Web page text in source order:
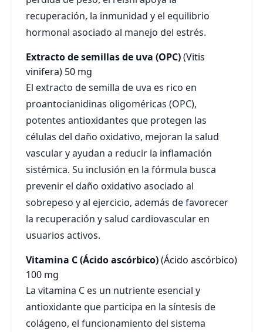
recuperación, la inmunidad y el equilibrio
hormonal asociado al manejo del estrés.
Extracto de semillas de uva (OPC)(Vitis
vinifera) 50 mg
El extracto de semilla de uva es rico en
proantocianidinas oligoméricas (OPC),
potentes antioxidantes que protegen las
células del daño oxidativo, mejoran la salud
vascular y ayudan a reducir la inflamación
sistémica. Su inclusión en la fórmula busca
prevenir el daño oxidativo asociado al
sobrepeso y al ejercicio, además de favorecer
la recuperación y salud cardiovascular en
usuarios activos.
Vitamina C (Ácido ascórbico)(Ácido ascórbico)
100 mg
La vitamina C es un nutriente esencial y
antioxidante que participa en la síntesis de
colágeno, el funcionamiento del sistema